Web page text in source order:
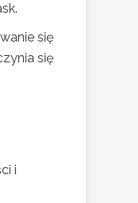
się
się
i